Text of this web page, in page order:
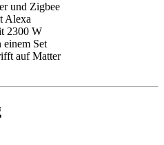
und Zigbee
Alexa
2300 W
einem Set
auf Matter